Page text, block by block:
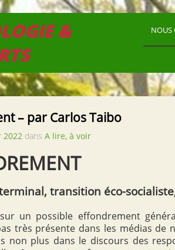
&
NOUS
– par Carlos Taibo
2022 dans A lire, à voir
transition éco-
un possible effondrement
très présente dans les médias de
non plus dans le discours des